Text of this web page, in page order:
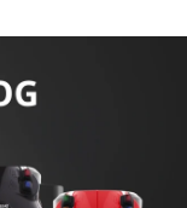
l